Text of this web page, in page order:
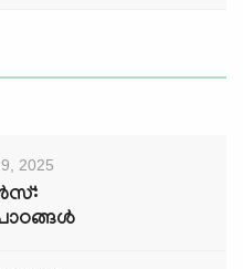
2025